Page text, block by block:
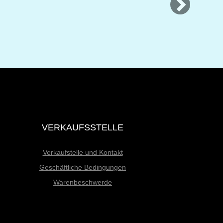
VERKAUFSSTELLE
Verkaufstelle und Kontakt
Geschäftliche Bedingungen
Warenbeschwerde